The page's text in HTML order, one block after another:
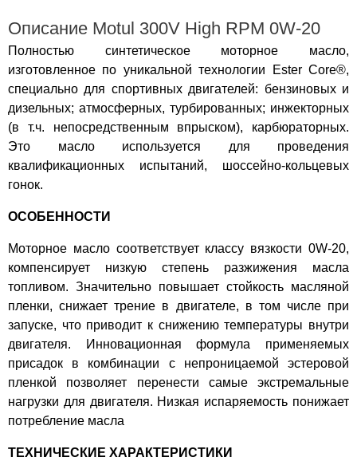
Описание Motul 300V High RPM 0W-20
Полностью синтетическое моторное масло,
изготовленное по уникальной технологии Ester Core®,
специально для спортивных двигателей: бензиновых и
дизельных; атмосферных, турбированных; инжекторных
(в т.ч. непосредственным впрыском), карбюраторных.
Это масло используется для проведения
квалификационных испытаний, шоссейно-кольцевых
гонок.
ОСОБЕННОСТИ
Моторное масло соответствует классу вязкости 0W-20,
компенсирует низкую степень разжижения масла
топливом. Значительно повышает стойкость масляной
пленки, снижает трение в двигателе, в том числе при
запуске, что приводит к снижению температуры внутри
двигателя. Инновационная формула применяемых
присадок в комбинации с непроницаемой эстеровой
пленкой позволяет перенести самые экстремальные
нагрузки для двигателя. Низкая испаряемость понижает
потребление масла
ТЕХНИЧЕСКИЕ ХАРАКТЕРИСТИКИ